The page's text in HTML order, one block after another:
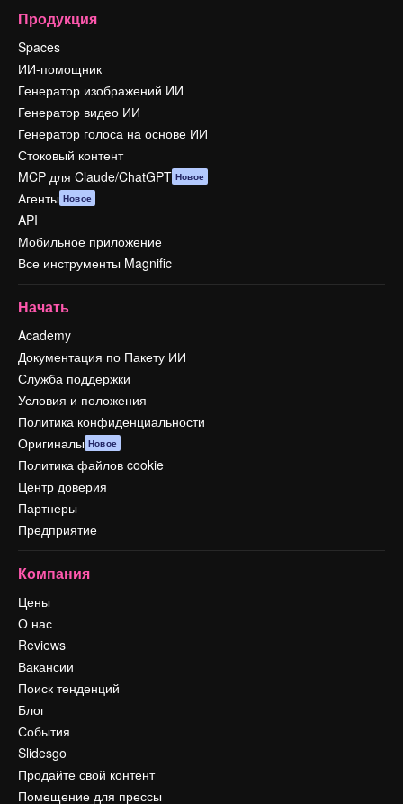
Продукция
Spaces
ИИ-помощник
Генератор изображений ИИ
Генератор видео ИИ
Генератор голоса на основе ИИ
Стоковый контент
MCP для Claude/ChatGPT Новое
Агенты Новое
API
Мобильное приложение
Все инструменты Magnific
Начать
Academy
Документация по Пакету ИИ
Служба поддержки
Условия и положения
Политика конфиденциальности
Оригиналы Новое
Политика файлов cookie
Центр доверия
Партнеры
Предприятие
Компания
Цены
О нас
Reviews
Вакансии
Поиск тенденций
Блог
События
Slidesgo
Продайте свой контент
Помещение для прессы